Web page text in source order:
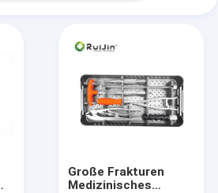
Große Frakturen
Medizinisches